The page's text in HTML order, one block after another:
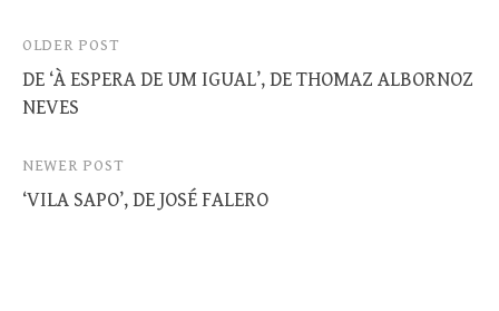
Post
navigation
OLDER POST
DE ‘À ESPERA DE UM IGUAL’, DE THOMAZ ALBORNOZ
NEVES
NEWER POST
‘VILA SAPO’, DE JOSÉ FALERO